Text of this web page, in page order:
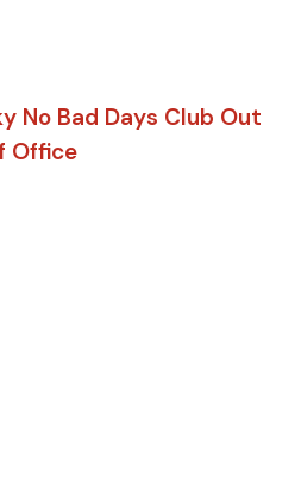
No Bad Days Club Out
Office